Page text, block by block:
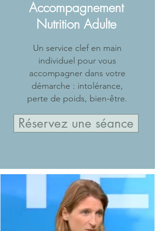
Accompagnement
Nutrition Adulte
Un service clef en main
individuel pour vous
accompagner dans votre
démarche : intolérance,
perte de poids, bien-être.
Réservez une séance